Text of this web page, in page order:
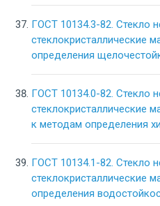
ГОСТ 10134.3-82. Стекло
стеклокристаллические
определения
ГОСТ 10134.0-82. Стекло
стеклокристаллические
к методам определения
ГОСТ 10134.1-82. Стекло
стеклокристаллические
определения